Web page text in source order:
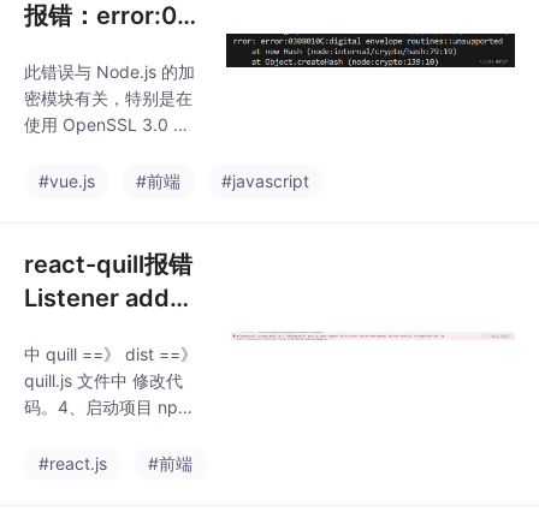
报错：error:03
envelope routi
nes::unsuppor
此错误与 Node.js 的加
密模块有关，特别是在
使用 OpenSSL 3.0 及
在启动时可能会依赖一
中默认被禁用，导致。
降级 Node.js 到 16.x
或更早的版本，这些版
1.1.x，不会出现这个问
题。方法2：降级 Nod
e.js 版本。在终端中运
项目。（来管理 No
#vue.js #前端 #javascript
react-quill报错
Listener added
eInserted‘ mut
ation event.Su
vent type has..
中 quill ==》 dist ==》
quill.js 文件中 修改代
码。4、启动项目 npm
#react.js
#前端